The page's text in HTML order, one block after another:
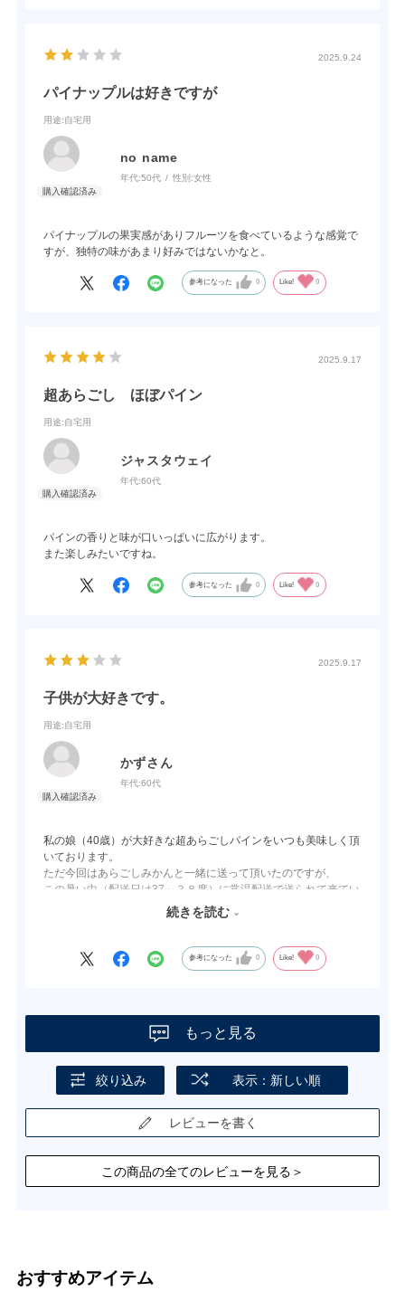
2025.9.24
パイナップルは好きですが
用途:自宅用
no name
年代:50代 性別:女性
パイナップルの果実感がありフルーツを食べているような感覚で
すが、独特の味があまり好みではないかなと。
参考になった 0 Like! 0
2025.9.17
超あらごし ほぼパイン
用途:自宅用
ジャスタウェイ
年代:60代
パインの香りと味が口いっぱいに広がります。
また楽しみたいですね。
参考になった 0 Like! 0
2025.9.17
子供が大好きです。
用途:自宅用
かずさん
年代:60代
私の娘（40歳）が大好きな超あらごしパインをいつも美味しく頂
いております。
ただ今回はあらごしみかんと一緒に送って頂いたのですが、
この暑い中（配送日は37～３８度）に常温配送で送られて来てい
確か、私の記憶が間違っていなければ冷蔵配送だったと思います
常温での配送は初めてだったのでビックリしました。
なので評価点を3点（本当なら5点です）にさせて頂きました。
続きを読む
参考になった 0 Like! 0
もっと見る
絞り込み 表示：新しい順
レビューを書く
この商品の全てのレビューを見る＞
おすすめアイテム